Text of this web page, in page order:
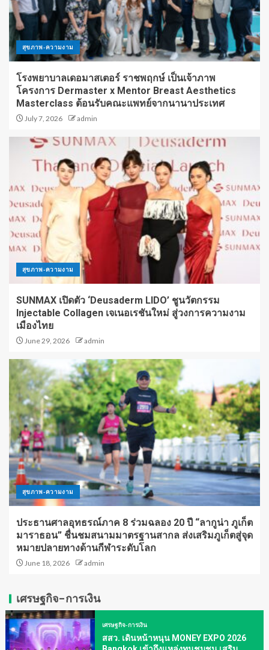
สุขภาพ-ความงาม
โรงพยาบาลเดอมาสเตอร์ ราชพฤกษ์ เป็นเจ้าภาพ
โครงการ Dermaster x Mentor Breast Aesthetics
Masterclass ต้อนรับคณะแพทย์จากนานาประเทศ
July 7, 2026 admin
สุขภาพ-ความงาม
SUNMAX เปิดตัว ‘Deusaderm LIDO’ ชูนวัตกรรม
Injectable Collagen เจเนอเรชันใหม่ สู่วงการความงาม
เมืองไทย
June 29, 2026 admin
สุขภาพ-ความงาม
ประธานศาลอุทธรณ์ภาค 8 ร่วมฉลอง 20 ปี “ลากูน่า ภูเก็ต
มาราธอน” ชื่นชมสนามมาตรฐานสากล ส่งเสริมภูเก็ตสู่จุด
หมายปลายทางด้านกีฬาระดับโลก
June 18, 2026 admin
เศรษฐกิจ-การเงิน
เศรษฐกิจ-การเงิน
สสว. เดินหน้าหนุน MONEY EXPO 2026